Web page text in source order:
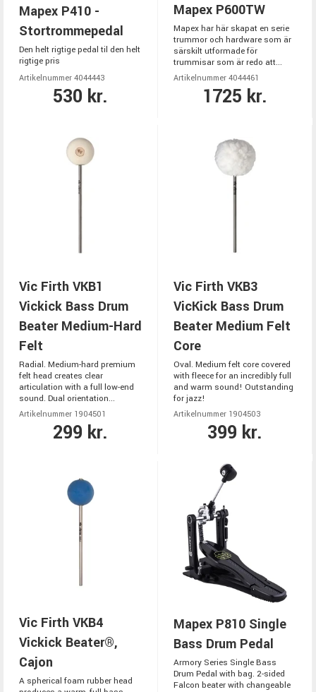
Mapex P410 -
Stortrommepedal
Den helt rigtige pedal til den helt
rigtige pris
Artikelnummer 4044443
530 kr.
Mapex P600TW
Mapex har här skapat en serie
trummor och hardware som är
särskilt utformade för
trummisar som är redo att...
Artikelnummer 4044461
1725 kr.
Vic Firth VKB1
Vickick Bass Drum
Beater Medium-Hard
Felt
Radial. Medium-hard premium
felt head creates clear
articulation with a full low-end
sound. Dual orientation...
Artikelnummer 1904501
299 kr.
Vic Firth VKB3
VicKick Bass Drum
Beater Medium Felt
Core
Oval. Medium felt core covered
with fleece for an incredibly full
and warm sound! Outstanding
for jazz!
Artikelnummer 1904503
399 kr.
Vic Firth VKB4
Vickick Beater®,
Cajon
A spherical foam rubber head
Mapex P810 Single
Bass Drum Pedal
Armory Series Single Bass
Drum Pedal with bag. 2-sided
Falcon beater with changeable